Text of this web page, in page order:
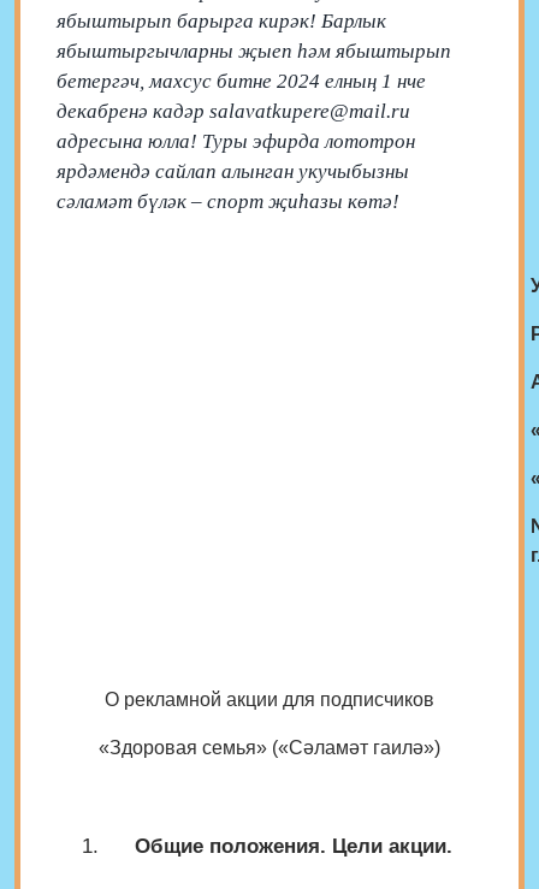
ябыштырып барырга кирәк! Барлык
ябыштыргычларны җыеп һәм ябыштырып
бетергәч, махсус битне 2024 елның 1 нче
декабренә кадәр salavatkupere@mail.ru
адресына юлла! Туры эфирда лототрон
ярдәмендә сайлап алынган укучыбызны
сәламәт бүләк – спорт җиһазы көтә!
О рекламной акции для подписчиков
«Здоровая семья» («Сәламәт гаилә»)
Общие положения. Цели акции.